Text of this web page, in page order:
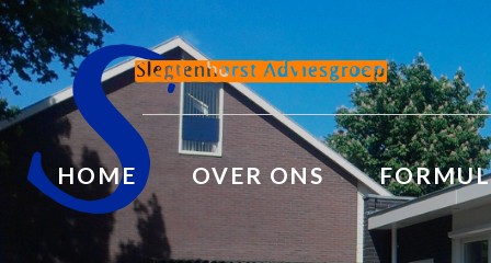
HOME OVER ONS